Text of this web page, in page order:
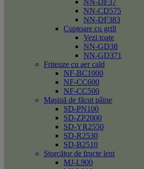
NN-DF37
NN-CD575
NN-DF383
Cuptoare cu grill
Vezi toate
NN-GD38
NN-GD371
Friteuze cu aer cald
NF-BC1000
NF-CC600
NF-CC500
Maşină de făcut pâine
SD-PN100
SD-ZP2000
SD-YR2550
SD-R2530
SD-B2510
Storcător de fructe lent
MJ-L900